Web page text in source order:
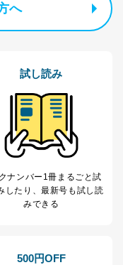
防止
れるファイルを
のパスワードを
ビューの機会を通
テムを継続的に改
護マネジメントシ
ては以下までご連
情報問い合わせ
へ
試し読み
ナンバー1冊まるごと試
したり、最新号も試し読
みできる
500円OFF